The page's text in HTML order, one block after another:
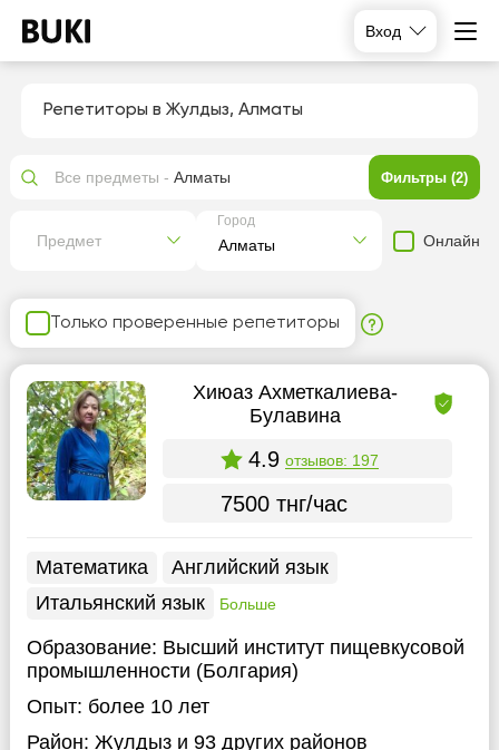
Вход
Репетиторы в Жулдыз, Алматы
Только проверенные репетиторы
Хиюаз Ахметкалиева-
Булавина
4.9 отзывов: 197
7500 тнг/час
Математика
Английский язык
Итальянский язык
Больше
Образование: Высший институт пищевкусовой
промышленности (Болгария)
Опыт: более 10 лет
Район: Жулдызи 93 других районов
Все предметы - Алматы Фильтры (2)
Предмет
Город
Онлайн